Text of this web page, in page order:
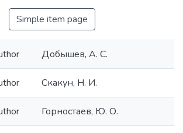
Simple item page
Добышев, А. С.
Скакун, Н. И.
Горностаев, Ю. О.